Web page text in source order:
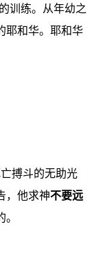
训练。从年幼之
耶和华。耶和华
搏斗的无助光
，他求神不要远